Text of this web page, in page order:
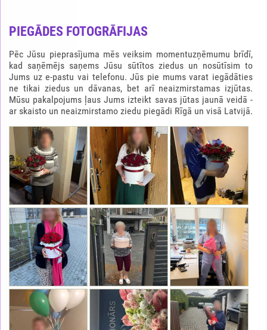
PIEGĀDES FOTOGRĀFIJAS
Pēc Jūsu pieprasījuma mēs veiksim momentuzņēmumu brīdī,
kad saņēmējs saņems Jūsu sūtītos ziedus un nosūtīsim to
Jums uz e-pastu vai telefonu. Jūs pie mums varat iegādāties
ne tikai ziedus un dāvanas, bet arī neaizmirstamas izjūtas.
Mūsu pakalpojums ļaus Jums izteikt savas jūtas jaunā veidā -
ar skaisto un neaizmirstamo ziedu piegādi Rīgā un visā Latvijā.